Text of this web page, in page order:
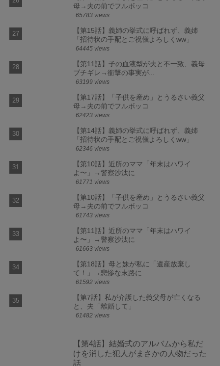
母→夫の前でフルボッコ
65783 views
【第15話】義姉の挙式に呼ばれず、義姉
「招待状の手配とご祝儀よろしくww」
64445 views
【第11話】子の血液型が夫と不一致、義母
ブチギレ→衝撃の事実が...
63199 views
【第17話】「子供を産め」とうるさい義父
母→夫の前でフルボッコ
62423 views
【第14話】義姉の挙式に呼ばれず、義姉
「招待状の手配とご祝儀よろしくww」
62346 views
【第10話】近所のママ「年末はハワイ
よ〜」→警察沙汰に
61771 views
【第10話】「子供を産め」とうるさい義父
母→夫の前でフルボッコ
61743 views
【第11話】近所のママ「年末はハワイ
よ〜」→警察沙汰に
61663 views
【第18話】母と妹が私に「遺産放棄し
て！」→悲惨な末路に...
61592 views
【第7話】私が介護した義父母が亡くなる
と、夫「離婚して」
61482 views
【第4話】結婚式のアルバムから私だ
けを消した犯人がまさかの人物だった
話